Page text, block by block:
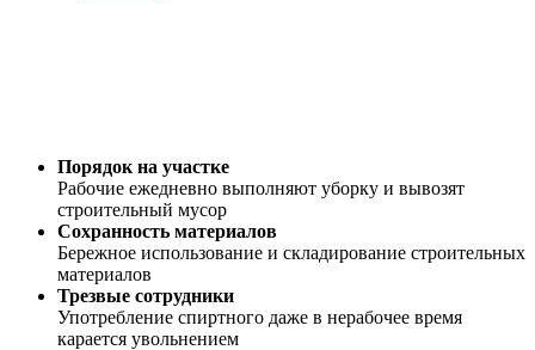
Порядок на участке
Рабочие ежедневно выполняют уборку и вывозят
строительный мусор
Сохранность материалов
Бережное использование и складирование строительных
материалов
Трезвые сотрудники
Употребление спиртного даже в нерабочее время
карается увольнением